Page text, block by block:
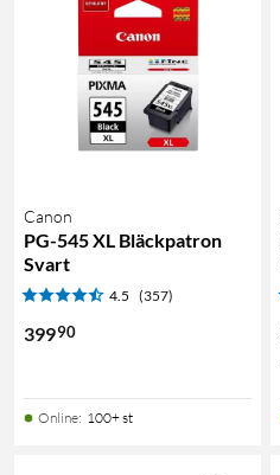
Canon
PG-545 XL Bläckpatron
Svart
4.5 (357)
39990
Online: 100+ st